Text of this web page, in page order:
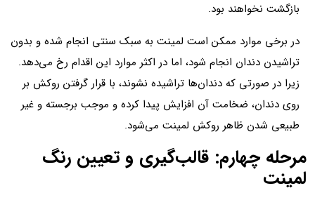
بازگشت نخواهند بود.
در برخی موارد ممکن است لمینت به سبک سنتی انجام شده و بدون
تراشیدن دندان انجام شود، اما در اکثر موارد این اقدام رخ می‌دهد.
زیرا در صورتی که دندان‌ها تراشیده نشوند، با قرار گرفتن روکش بر
روی دندان، ضخامت آن افزایش پیدا کرده و موجب برجسته و غیر
طبیعی شدن ظاهر روکش لمینت می‌شود.
مرحله چهارم: قالب‌گیری و تعیین رنگ
لمینت